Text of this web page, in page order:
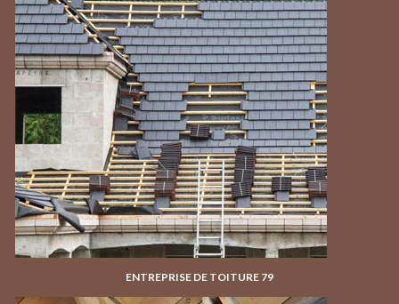
ENTREPRISE DE TOITURE 79